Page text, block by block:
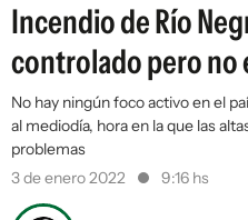
Incendio de Río
controlado pero no
No hay ningún foco activo en el
al mediodía, hora en la que las
problemas
3 de enero 2022
9:16 hs